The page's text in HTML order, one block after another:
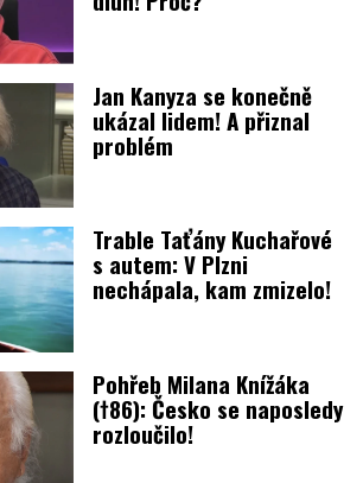
Jan Kanyza se konečně
ukázal lidem! A přiznal
problém
Trable Taťány Kuchařové
s autem: V Plzni
nechápala, kam zmizelo!
Pohřeb Milana Knížáka
(†86): Česko se naposledy
rozloučilo!